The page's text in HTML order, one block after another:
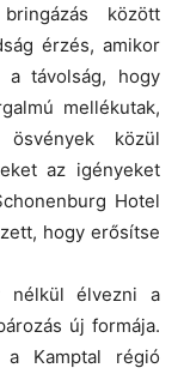
között
érzés, amikor
távolság, hogy
mellékutak,
közül
az igényeket
Hotel
hogy erősítse
nélkül élvezni a
új formája.
a Kamptal régió